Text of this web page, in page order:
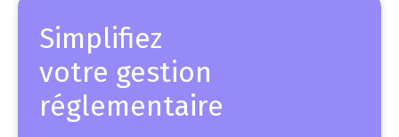
Simplifiez
votre gestion
réglementaire